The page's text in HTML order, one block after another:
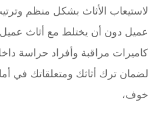
لاستيعاب الأثاث بشكل منظم
عميل دون أن يختلط مع أثاث
كاميرات مراقبة وأفراد حراسة
لضمان ترك أثاثك ومتعلقاتك في
خوف،